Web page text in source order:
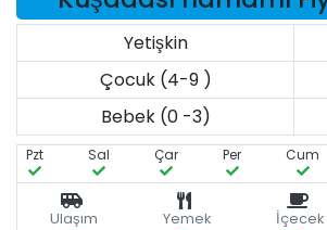
Yetişkin
Çocuk (4-9 )
Bebek (0 -3)
Pzt Sal Çar Per Cum
Ulaşım Yemek İçecek